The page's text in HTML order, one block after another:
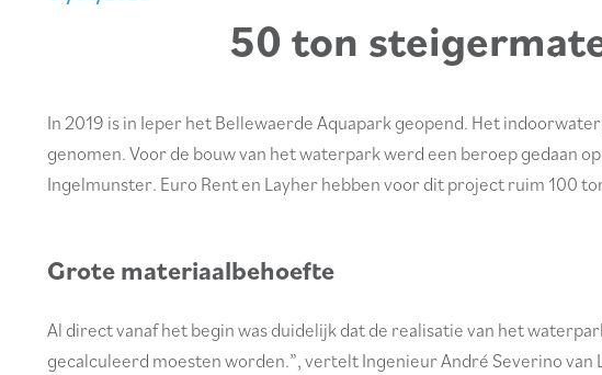
50 ton
In 2019 is in Ieper het Bellewaerde Aquapark geopend. Het
genomen. Voor de bouw van het waterpark werd een beroep gedaan
Ingelmunster. Euro Rent en Layher hebben voor dit project ruim 100
Grote materiaalbehoefte
Al direct vanaf het begin was duidelijk dat de realisatie van het
gecalculeerd moesten worden.”, vertelt Ingenieur André Severino